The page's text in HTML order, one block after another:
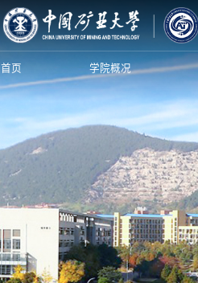
首页 学院概况